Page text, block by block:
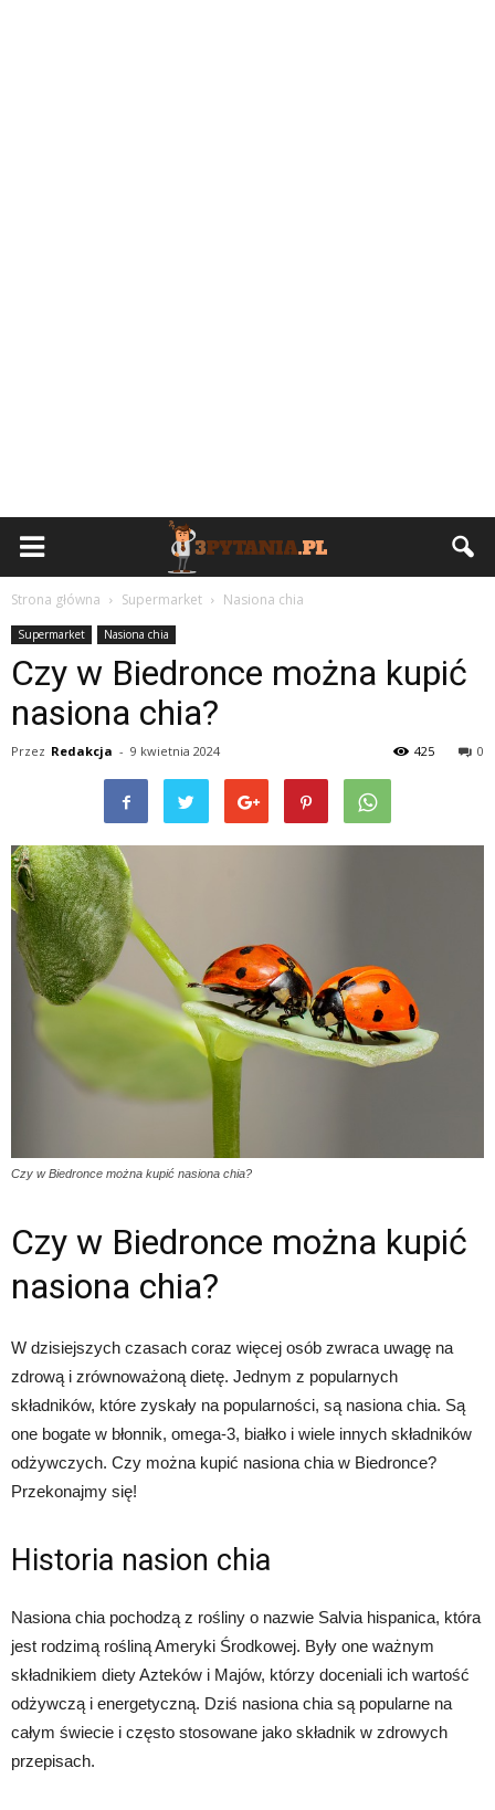
Strona główna Supermarket Nasiona chia
Supermarket Nasiona chia
Czy w Biedronce można kupić
nasiona chia?
Przez Redakcja - 9 kwietnia 2024 0
425
Czy w Biedronce można kupić nasiona chia?
Czy w Biedronce można kupić
nasiona chia?
W dzisiejszych czasach coraz więcej osób zwraca uwagę na
zdrową i zrównoważoną dietę. Jednym z popularnych
składników, które zyskały na popularności, są nasiona chia. Są
one bogate w błonnik, omega-3, białko i wiele innych składników
odżywczych. Czy można kupić nasiona chia w Biedronce?
Przekonajmy się!
Historia nasion chia
Nasiona chia pochodzą z rośliny o nazwie Salvia hispanica, która
jest rodzimą rośliną Ameryki Środkowej. Były one ważnym
składnikiem diety Azteków i Majów, którzy doceniali ich wartość
odżywczą i energetyczną. Dziś nasiona chia są popularne na
całym świecie i często stosowane jako składnik w zdrowych
przepisach.